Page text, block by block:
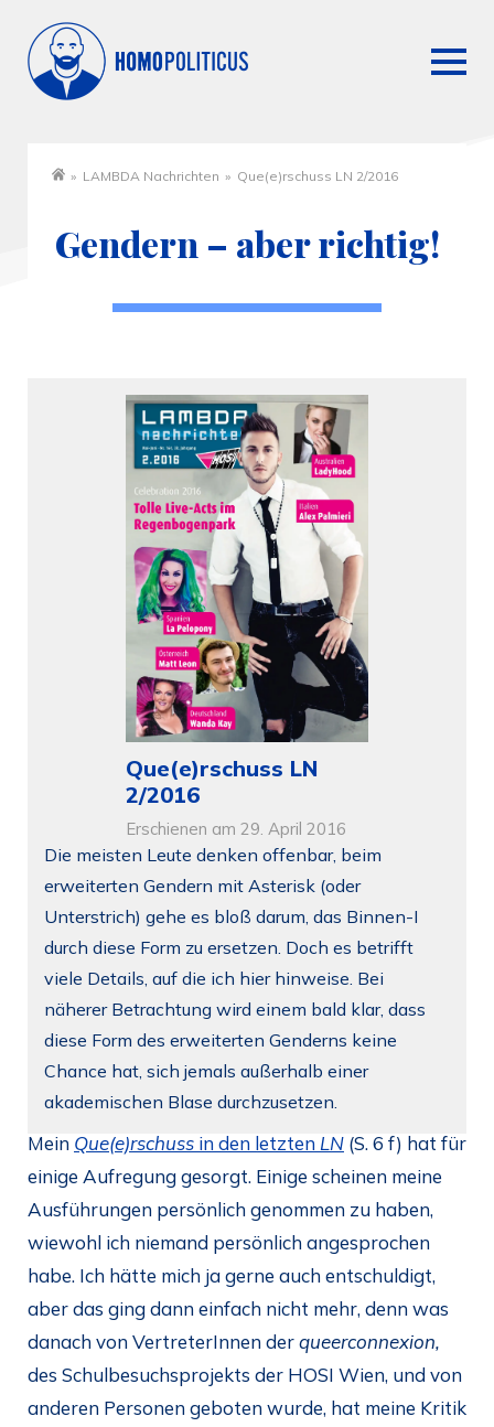
» LAMBDA Nachrichten » Que(e)rschuss LN 2/2016
Gendern – aber richtig!
Mein Que(e)rschuss in den letzten LN (S. 6 f) hat für
einige Aufregung gesorgt. Einige scheinen meine
Ausführungen persönlich genommen zu haben,
wiewohl ich niemand persönlich angesprochen
habe. Ich hätte mich ja gerne auch entschuldigt,
aber das ging dann einfach nicht mehr, denn was
danach von VertreterInnen derqueerconnexion,
des Schulbesuchsprojekts der HOSI Wien, und von
anderen Personen geboten wurde, hat meine Kritik
Que(e)rschuss LN
2/2016
Erschienen am 29. April 2016
Die meisten Leute denken offenbar, beim
erweiterten Gendern mit Asterisk (oder
Unterstrich) gehe es bloß darum, das Binnen-I
durch diese Form zu ersetzen. Doch es betrifft
viele Details, auf die ich hier hinweise. Bei
näherer Betrachtung wird einem bald klar, dass
diese Form des erweiterten Genderns keine
Chance hat, sich jemals außerhalb einer
akademischen Blase durchzusetzen.